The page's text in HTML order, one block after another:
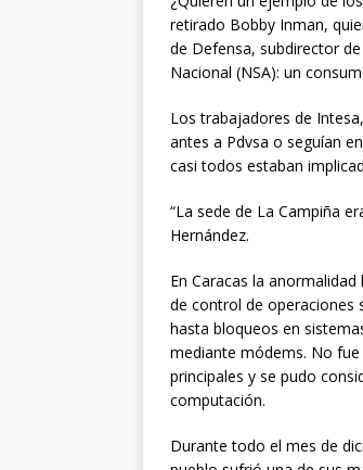
retirado Bobby Inman,
de Defensa, subdirector
Nacional (NSA): un
Los trabajadores de
antes a Pdvsa o seguían
casi todos estaban
“La sede de La Campiña
Hernández.
En Caracas la
de control de operaciones
hasta bloqueos en
mediante módems. No
principales y se pudo
computación.
Durante todo el mes de